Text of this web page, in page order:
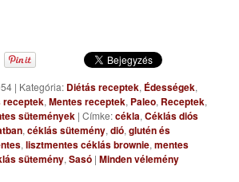
| Kategória: Diétás receptek, Édességek,
receptek,Mentes receptek, Paleo, Receptek,
sütemények |Címke:cékla,Céklás diós
,céklás sütemény,dió,glutén és
,lisztmentes céklás brownie,mentes
sütemény,Sasó |Minden vélemény